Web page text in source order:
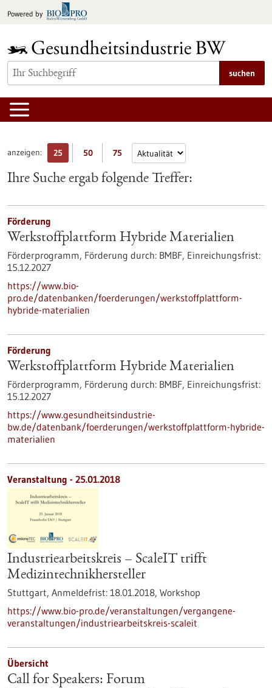
Inhalt
Powered by
suchen
anzeigen: 25 50 75
Ihre Suche ergab folgende Treffer:
Förderung
Werkstoffplattform Hybride Materialien
Förderprogramm, Förderung durch: BMBF, Einreichungsfrist:
15.12.2027
https://www.bio-
pro.de/datenbanken/foerderungen/werkstoffplattform-
hybride-materialien
Förderung
Werkstoffplattform Hybride Materialien
Förderprogramm, Förderung durch: BMBF, Einreichungsfrist:
15.12.2027
https://www.gesundheitsindustrie-
bw.de/datenbank/foerderungen/werkstoffplattform-hybride-
materialien
Veranstaltung - 25.01.2018
Industriearbeitskreis – ScaleIT trifft
Medizintechnikhersteller
Stuttgart, Anmeldefrist: 18.01.2018, Workshop
https://www.bio-pro.de/veranstaltungen/vergangene-
veranstaltungen/industriearbeitskreis-scaleit
Übersicht
Call for Speakers: Forum